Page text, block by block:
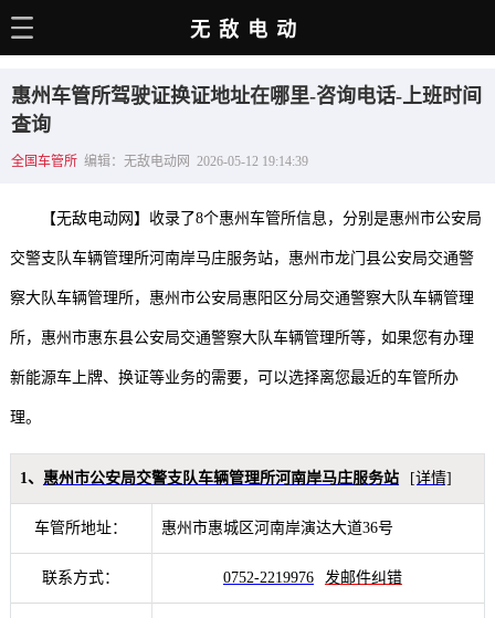
电动百科
电车资讯
电车手册
选车推荐
充电站
用车百科
无敌电动
惠州车管所驾驶证换证地址在哪里-咨询电话-上班时间
查询
全国车管所 编辑：无敌电动网 2026-05-12 19:14:39
【无敌电动网】收录了8个惠州车管所信息，分别是惠州市公安局
交警支队车辆管理所河南岸马庄服务站，惠州市龙门县公安局交通警
察大队车辆管理所，惠州市公安局惠阳区分局交通警察大队车辆管理
所，惠州市惠东县公安局交通警察大队车辆管理所等，如果您有办理
新能源车上牌、换证等业务的需要，可以选择离您最近的车管所办
理。
1、 惠州市公安局交警支队车辆管理所河南岸马庄服务站 [详情]
车管所地址： 惠州市惠城区河南岸演达大道36号
联系方式： 0752-2219976 发邮件纠错